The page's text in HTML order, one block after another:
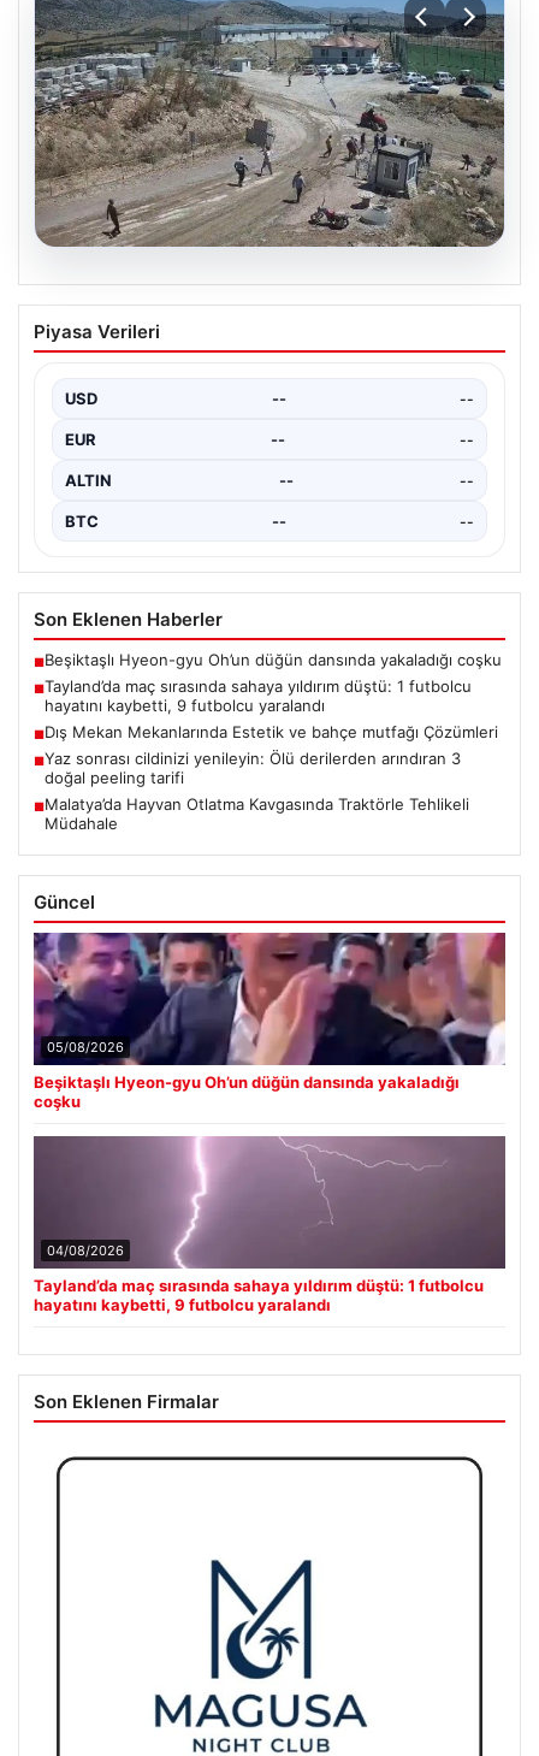
Aydın’daki Orman Yangını Zor Dakikalar
Yaşattı
bölgedeki doğa tutkunları ve yerel halk arasında
büyük…
Piyasa Verileri
USD -- --
EUR -- --
ALTIN -- --
BTC -- --
Son Eklenen Haberler
■Beşiktaşlı Hyeon-gyu Oh’un düğün dansında yakaladığı coşku
■Tayland’da maç sırasında sahaya yıldırım düştü: 1 futbolcu
hayatını kaybetti, 9 futbolcu yaralandı
■Dış Mekan Mekanlarında Estetik ve bahçe mutfağı Çözümleri
■Yaz sonrası cildinizi yenileyin: Ölü derilerden arındıran 3
doğal peeling tarifi
■Malatya’da Hayvan Otlatma Kavgasında Traktörle Tehlikeli
Müdahale
Güncel
05/08/2026
Beşiktaşlı Hyeon-gyu Oh’un düğün dansında yakaladığı
coşku
04/08/2026
Tayland’da maç sırasında sahaya yıldırım düştü: 1 futbolcu
hayatını kaybetti, 9 futbolcu yaralandı
Son Eklenen Firmalar